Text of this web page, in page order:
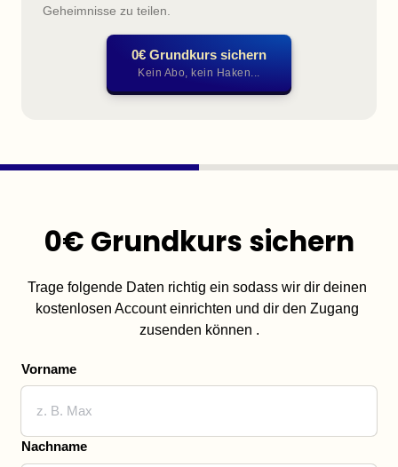
Geheimnisse zu teilen.
0€ Grundkurs sichern
Kein Abo, kein Haken...
0€ Grundkurs sichern
Trage folgende Daten richtig ein sodass wir dir deinen
kostenlosen Account einrichten und dir den Zugang
zusenden können .
Vorname
Vorname
Nachname